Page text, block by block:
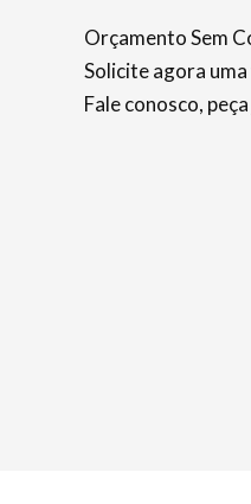
Orçamento Sem
Solicite agora
Fale conosco,